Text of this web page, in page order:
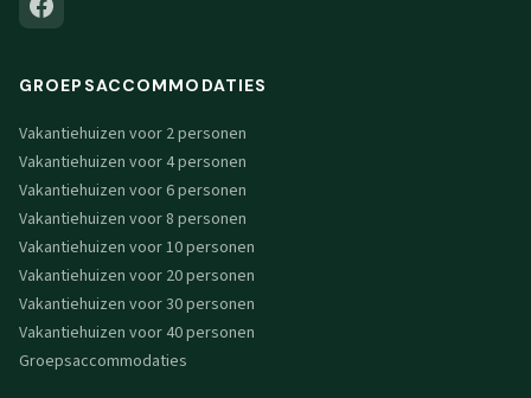
GROEPSACCOMMODATIES
Vakantiehuizen voor 2 personen
Vakantiehuizen voor 4 personen
Vakantiehuizen voor 6 personen
Vakantiehuizen voor 8 personen
Vakantiehuizen voor 10 personen
Vakantiehuizen voor 20 personen
Vakantiehuizen voor 30 personen
Vakantiehuizen voor 40 personen
Groepsaccommodaties